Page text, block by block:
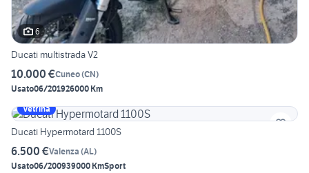
6
Ducati multistrada V2
10.000 €Cuneo(CN)
Usato06/201926000 Km
Vetrina
Ducati Hypermotard 1100S
6.500 €Valenza (AL)
Usato06/200939000 KmSport